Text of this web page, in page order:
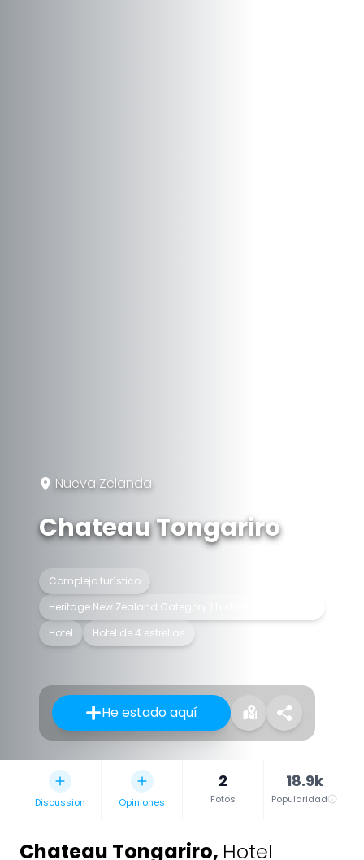
Nueva Zelanda
Chateau Tongariro
Complejo turístico
Heritage New Zealand Category 1 historic place listing
Hotel
Hotel de 4 estrellas
He estado aquí
Discussion Opiniones
2
Fotos
18.9k
Popularidad
Chateau Tongariro, Hotel